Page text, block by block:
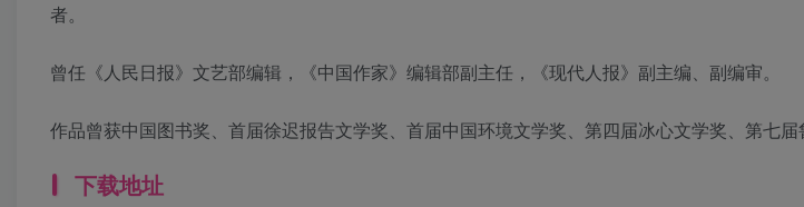
者。
曾任《人民日报》文艺部编辑，《中国作家》编辑部副主任，《现代人报》副主编、副编审。
作品曾获中国图书奖、首届徐迟报告文学奖、首届中国环境文学奖、第四届冰心文学奖、第七届
下载地址